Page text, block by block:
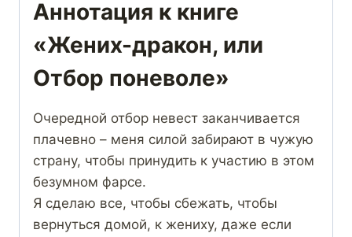
Аннотация к книге
«Жених-дракон, или
Отбор поневоле»
Очередной отбор невест заканчивается
плачевно – меня силой забирают в чужую
страну, чтобы принудить к участию в этом
безумном фарсе.
Я сделаю все, чтобы сбежать, чтобы
вернуться домой, к жениху, даже если